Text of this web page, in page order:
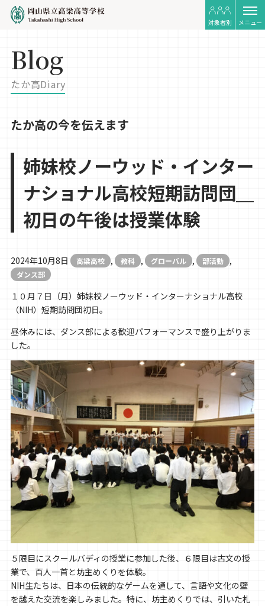
対象者別 メニュー
Blog
たか高Diary
たか高の今を伝えます
姉妹校ノーウッド・インター
ナショナル高校短期訪問団＿
初日の午後は授業体験
2024年10月8日 高梁高校 , 教科 , グローバル , 部活動 ,
ダンス部
１０月７日（月）姉妹校ノーウッド・インターナショナル高校
（NIH）短期訪問団初日。
昼休みには、ダンス部による歓迎パフォーマンスで盛り上がりま
した。
５限目にスクールバディの授業に参加した後、６限目は古文の授
業で、百人一首と坊主めくりを体験。
NIH生たちは、日本の伝統的なゲームを通して、言語や文化の壁
を越えた交流を楽しみました。特に、坊主めくりでは、引いた札